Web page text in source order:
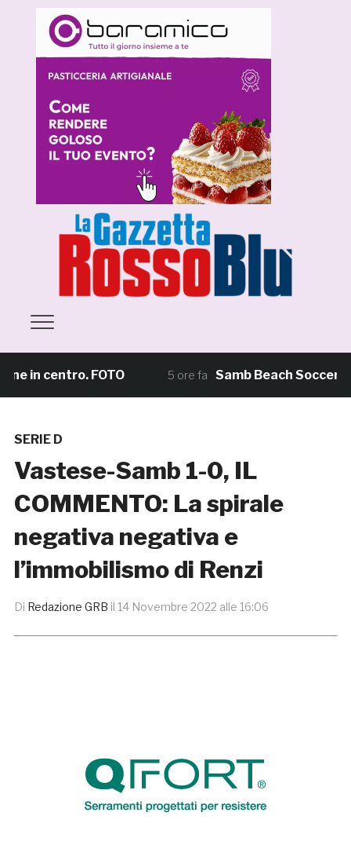
in centro. FOTO 5 ore fa Samb Beach Soccer, il
SERIE D
Vastese-Samb 1-0, IL
COMMENTO: La spirale
negativa negativa e
l’immobilismo di Renzi
Di Redazione GRB il 14 Novembre 2022 alle 16:06